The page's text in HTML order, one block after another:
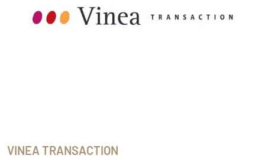
VINEA TRANSACTION